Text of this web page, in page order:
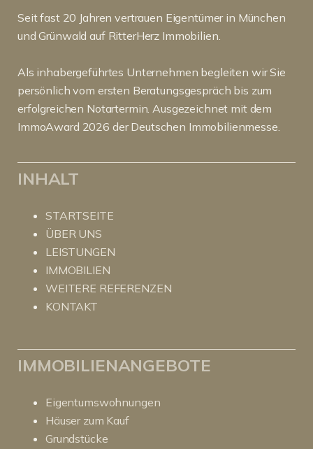
Seit fast 20 Jahren vertrauen Eigentümer in München
und Grünwald auf RitterHerz Immobilien.
Als inhabergeführtes Unternehmen begleiten wir Sie
persönlich vom ersten Beratungsgespräch bis zum
erfolgreichen Notartermin. Ausgezeichnet mit dem
ImmoAward 2026 der Deutschen Immobilienmesse.
INHALT
STARTSEITE
ÜBER UNS
LEISTUNGEN
IMMOBILIEN
WEITERE REFERENZEN
KONTAKT
IMMOBILIENANGEBOTE
Eigentumswohnungen
Häuser zum Kauf
Grundstücke